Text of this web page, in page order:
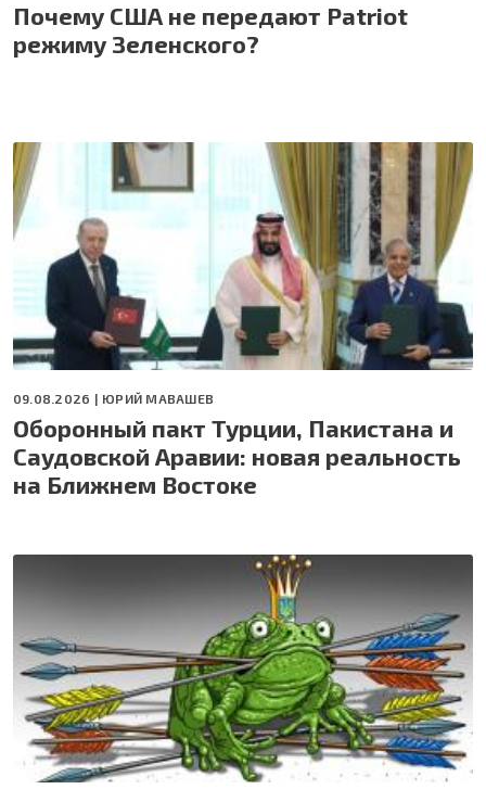
Почему США не передают Patriot
режиму Зеленского?
09.08.2026 | ЮРИЙ МАВАШЕВ
Оборонный пакт Турции, Пакистана и
Саудовской Аравии: новая реальность
на Ближнем Востоке